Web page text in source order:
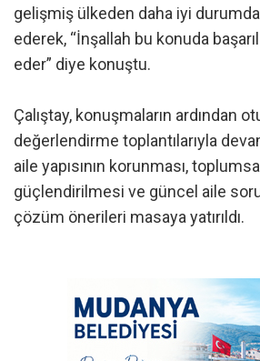
gelişmiş ülkeden daha iyi
ederek, “İnşallah bu konuda
eder” diye konuştu.
Çalıştay, konuşmaların ardından
değerlendirme toplantılarıyla
aile yapısının korunması,
güçlendirilmesi ve güncel aile
çözüm önerileri masaya yatırıldı.